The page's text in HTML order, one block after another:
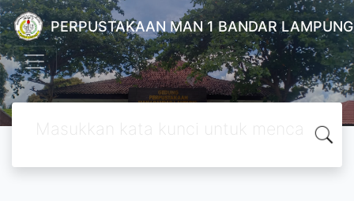
PERPUSTAKAAN MAN 1 BANDAR LAMPUNG